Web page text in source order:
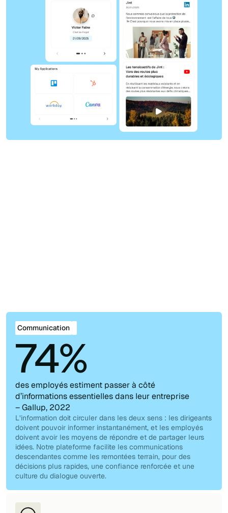
Gestion des équipes
Communication
74%
des employés estiment passer à côté
d’informations essentielles dans leur entreprise
– Gallup, 2022
L’information doit circuler dans les deux sens : les dirigeants
doivent pouvoir informer instantanément, et les employés
doivent avoir les moyens de répondre et de partager leurs
idées. Notre plateforme facilite les communications
descendantes comme les remontées terrain, pour des
décisions plus rapides, une confiance renforcée et une
culture du dialogue ouverte.